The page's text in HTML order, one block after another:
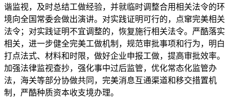
谐监视，及时总结工做经验，并就临时调整合用相关法令的环
境向全国常委会做出演讲。对实践证明可行的，点窜完美相关
法令；对实践证明不宜调整的，恢复施行相关法令。严酷落实
相关，进一步健全完美工做机制，规范审批事项和行为，明白
打点法式、材料和时限，做好企业申报工做，提高审批效率。
加强法律监视查抄，强化事中过后监管，优化常态化监管办
法，海关等部分协做共同，完美消息互通渠道和移交措置机
制，严酷种质资本收支境办理。